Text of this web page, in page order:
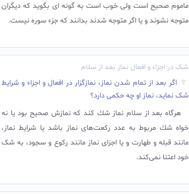
ماموم صحیح است ولی خوب است به گونه ای بگوید که دیگران
متوجه نشوند و یا اگر متوجه شدند بدانند که جزء سوره نیست.‌
شک در اجزاء و افعال نماز بعد از سلام
اگر بعد از تمام شدن نماز، نمازگزار در افعال و اجزاء و شرایط
شک نماید، نماز او چه حکمی دارد؟
هرگاه بعد از سلام نماز شك كند كه نمازش صحيح بود يا نه
خواه شك مربوط به عدد رکعت‌های نماز باشد يا شرايط نماز،
مانند قبله و طهارت و يا اجزاى نماز مانند ركوع و سجود، به شک
خود اعتنا نمی‌کند.